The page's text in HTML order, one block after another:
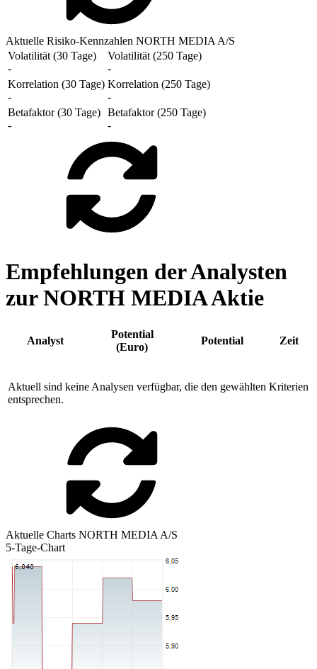
Aktuelle Risiko-Kennzahlen NORTH MEDIA A/S
Volatilität (30 Tage)
-
Volatilität (250 Tage)
-
Korrelation (30 Tage)
-
Korrelation (250 Tage)
-
Betafaktor (30 Tage)
-
Betafaktor (250 Tage)
-
Empfehlungen der Analysten
zur NORTH MEDIA Aktie
Analyst
Potential
(Euro)
Potential Zeit
Aktuell sind keine Analysen verfügbar, die den gewählten Kriterien
entsprechen.
Aktuelle Charts NORTH MEDIA A/S
5-Tage-Chart